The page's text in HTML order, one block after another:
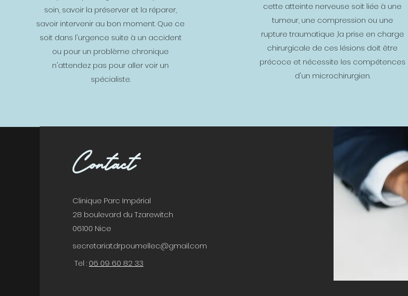
soin, savoir la préserver et la réparer,
savoir intervenir au bon moment. Que ce
soit dans l'urgence suite à un accident
ou pour un problème chronique
n'attendez pas pour aller voir un
spécialiste.
cette atteinte nerveuse soit liée à une
tumeur, une compression ou une
rupture traumatique ,la prise en charge
chirurgicale de ces lésions doit être
précoce et nécessite les compétences
d'un microchirurgien.
Contact
Clinique Parc Impérial
28 boulevard du Tzarewitch
06100 Nice
secretariat.drpoumellec@gmail.com
Tel : 06 09 60 82 33